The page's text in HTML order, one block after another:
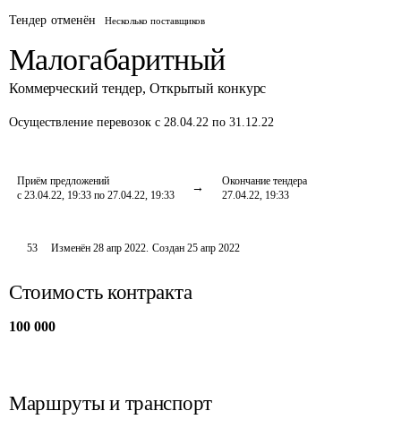
Тендер отменён Несколько поставщиков
Малогабаритный
Коммерческий тендер, Открытый конкурс
Осуществление перевозок с 28.04.22 по 31.12.22
Приём предложений
с 23.04.22, 19:33 по 27.04.22, 19:33
Окончание тендера
27.04.22, 19:33
53 Изменён28 апр 2022. Создан 25 апр 2022
Стоимость контракта
100 000
Маршруты и транспорт